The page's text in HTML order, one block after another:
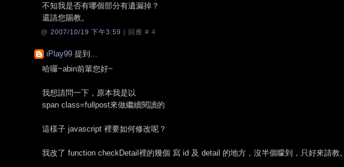
不知我是否有哪個部分有遺漏掉？
還請您賜教。
@ 2007/10/19 下午3:59 | 回應 #4
iPlay99 提到...
哈囉~abin前輩您好~
我想請問一下，原本我是以
span class=fullpost來做繼續閱讀的
這樣子 javascript 裡要如何修改呢？
我改了 function checkDetail裡的幾個 寫 id 及 detail 的地方，沒半個矇到，只好來請教。